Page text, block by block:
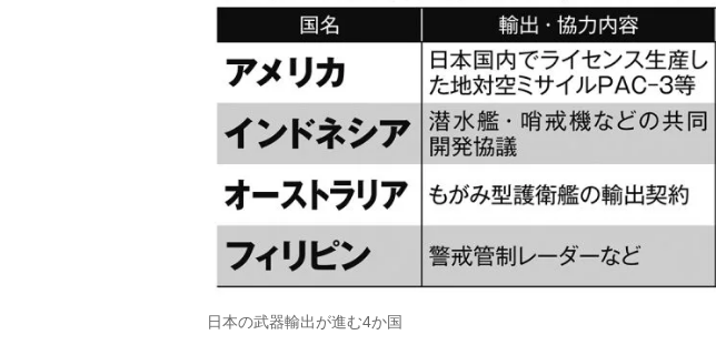
日本の武器輸出が進む4か国